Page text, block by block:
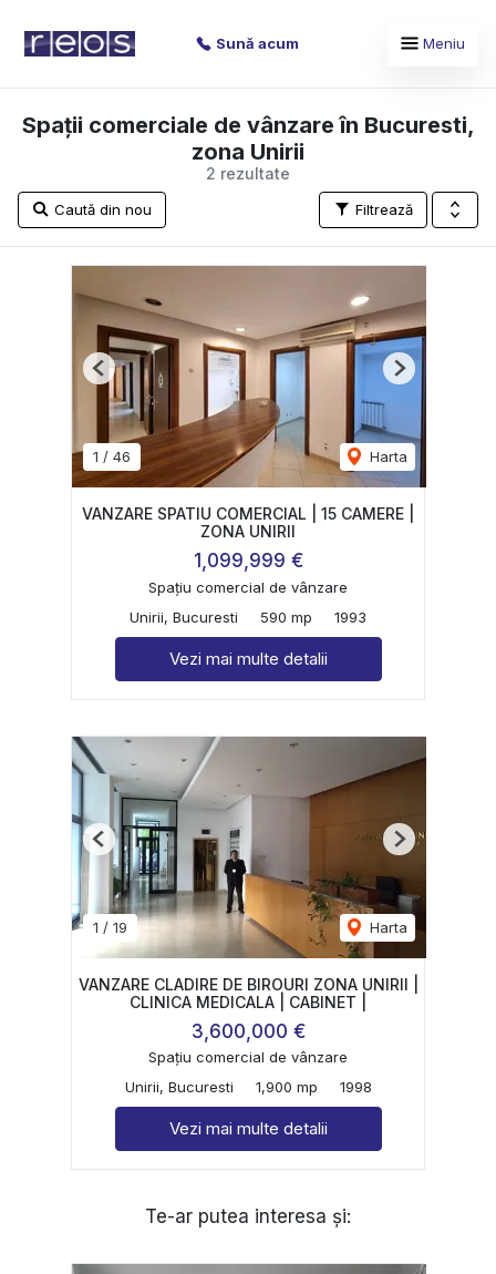
Sună acum Meniu
2 rezultate
Spații comerciale de vânzare în Bucuresti,
zona Unirii
Filtrează
Caută din nou
1 / 46 Harta
Previous Next
VANZARE SPATIU COMERCIAL | 15 CAMERE |
ZONA UNIRII
1,099,999 €
Spațiu comercial de vânzare
Unirii, Bucuresti
590 mp 1993
Vezi mai multe detalii
1 / 19 Harta
Previous Next
VANZARE CLADIRE DE BIROURI ZONA UNIRII |
CLINICA MEDICALA | CABINET |
3,600,000 €
Spațiu comercial de vânzare
Unirii, Bucuresti
1,900 mp 1998
Vezi mai multe detalii
Te-ar putea interesa și: